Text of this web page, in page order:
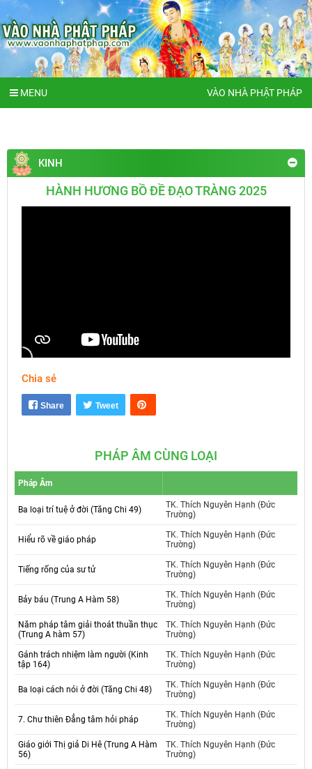
MENU VÀO NHÀ PHẬT PHÁP
KINH
HÀNH HƯƠNG BỒ ĐỀ ĐẠO TRÀNG 2025
Chia sẻ
Share Tweet
PHÁP ÂM CÙNG LOẠI
Pháp Âm
Ba loại trí tuệ ở đời (Tăng Chi 49)
TK. Thích Nguyên Hạnh (Đức
Trường)
Hiểu rõ về giáo pháp
TK. Thích Nguyên Hạnh (Đức
Trường)
Tiếng rống của sư tử
TK. Thích Nguyên Hạnh (Đức
Trường)
Bảy báu (Trung A Hàm 58)
TK. Thích Nguyên Hạnh (Đức
Trường)
Năm pháp tâm giải thoát thuần thục
(Trung A hàm 57)
TK. Thích Nguyên Hạnh (Đức
Trường)
Gánh trách nhiệm làm người (Kinh
tập 164)
TK. Thích Nguyên Hạnh (Đức
Trường)
Ba loại cách nói ở đời (Tăng Chi 48)
TK. Thích Nguyên Hạnh (Đức
Trường)
7. Chư thiên Đẳng tâm hỏi pháp
TK. Thích Nguyên Hạnh (Đức
Trường)
Giáo giới Thị giả Di Hê (Trung A Hàm
56)
TK. Thích Nguyên Hạnh (Đức
Trường)